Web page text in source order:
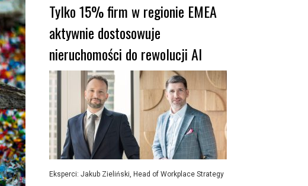
Tylko 15% firm w regionie EMEA
aktywnie dostosowuje
nieruchomości do rewolucji AI
Eksperci: Jakub Zieliński, Head of Workplace Strategy